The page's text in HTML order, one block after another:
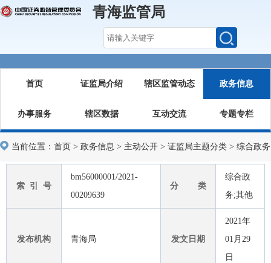
青海监管局
首页 证监局介绍 辖区监管动态 政务信息
办事服务 辖区数据 互动交流 专题专栏
当前位置： 首页 > 政务信息 > 主动公开 > 证监局主题分类 > 综合政务
索 引 号
bm56000001/2021-
00209639
分 类
综合政
务;其他
发布机构 青海局 发文日期
2021年
01月29
日